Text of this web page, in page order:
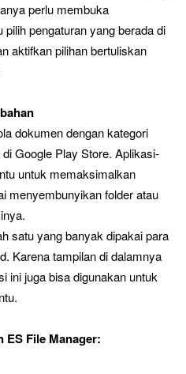
perlu membuka
pengaturan yang berada di
aktifkan pilihan bertuliskan
dokumen dengan kategori
Google Play Store. Aplikasi-
untuk memaksimalkan
menyembunyikan folder atau
satu yang banyak dipakai para
Karena tampilan di dalamnya
ini juga bisa digunakan untuk
ES File Manager: